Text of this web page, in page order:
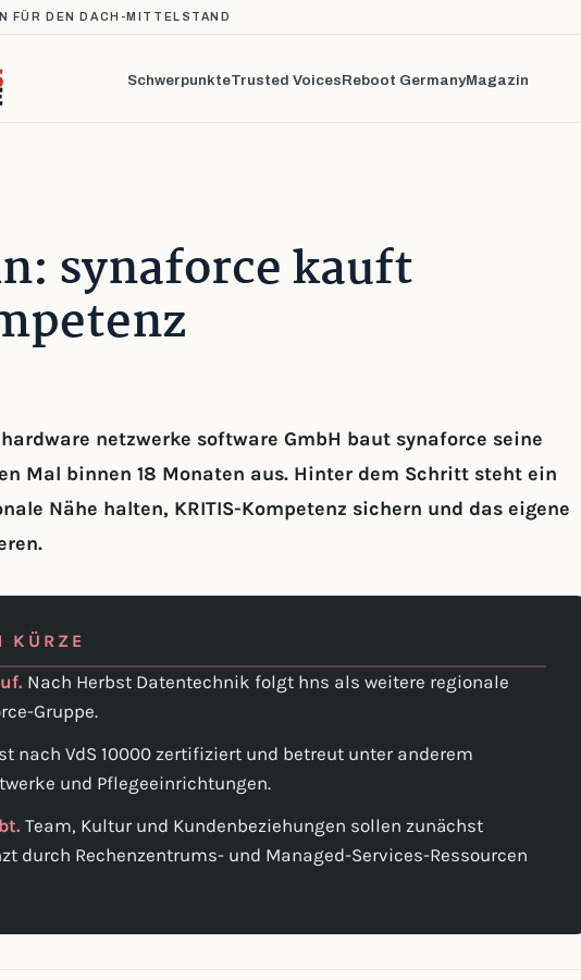
synaforce kauft
netzwerke software GmbH baut synaforce seine
Mal binnen 18 Monaten aus. Hinter dem Schritt steht ein
Nähe halten, KRITIS-Kompetenz sichern und das eigene
KÜRZE
Nach Herbst Datentechnik folgt hns als weitere regionale
Gruppe.
nach VdS 10000 zertifiziert und betreut unter anderem
und Pflegeeinrichtungen.
Team, Kultur und Kundenbeziehungen sollen zunächst
durch Rechenzentrums- und Managed-Services-Ressourcen
FÜR DEN DACH-MITTELSTAND
SchwerpunkteTrusted VoicesReboot GermanyMagazin